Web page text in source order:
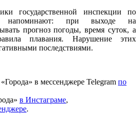
государственной инспекции по
напоминают: при выходе на
прогноз погоды, время суток, а
плавания. Нарушение этих
последствиями.
в мессенджере Telegram по
в Инстаграме,
.